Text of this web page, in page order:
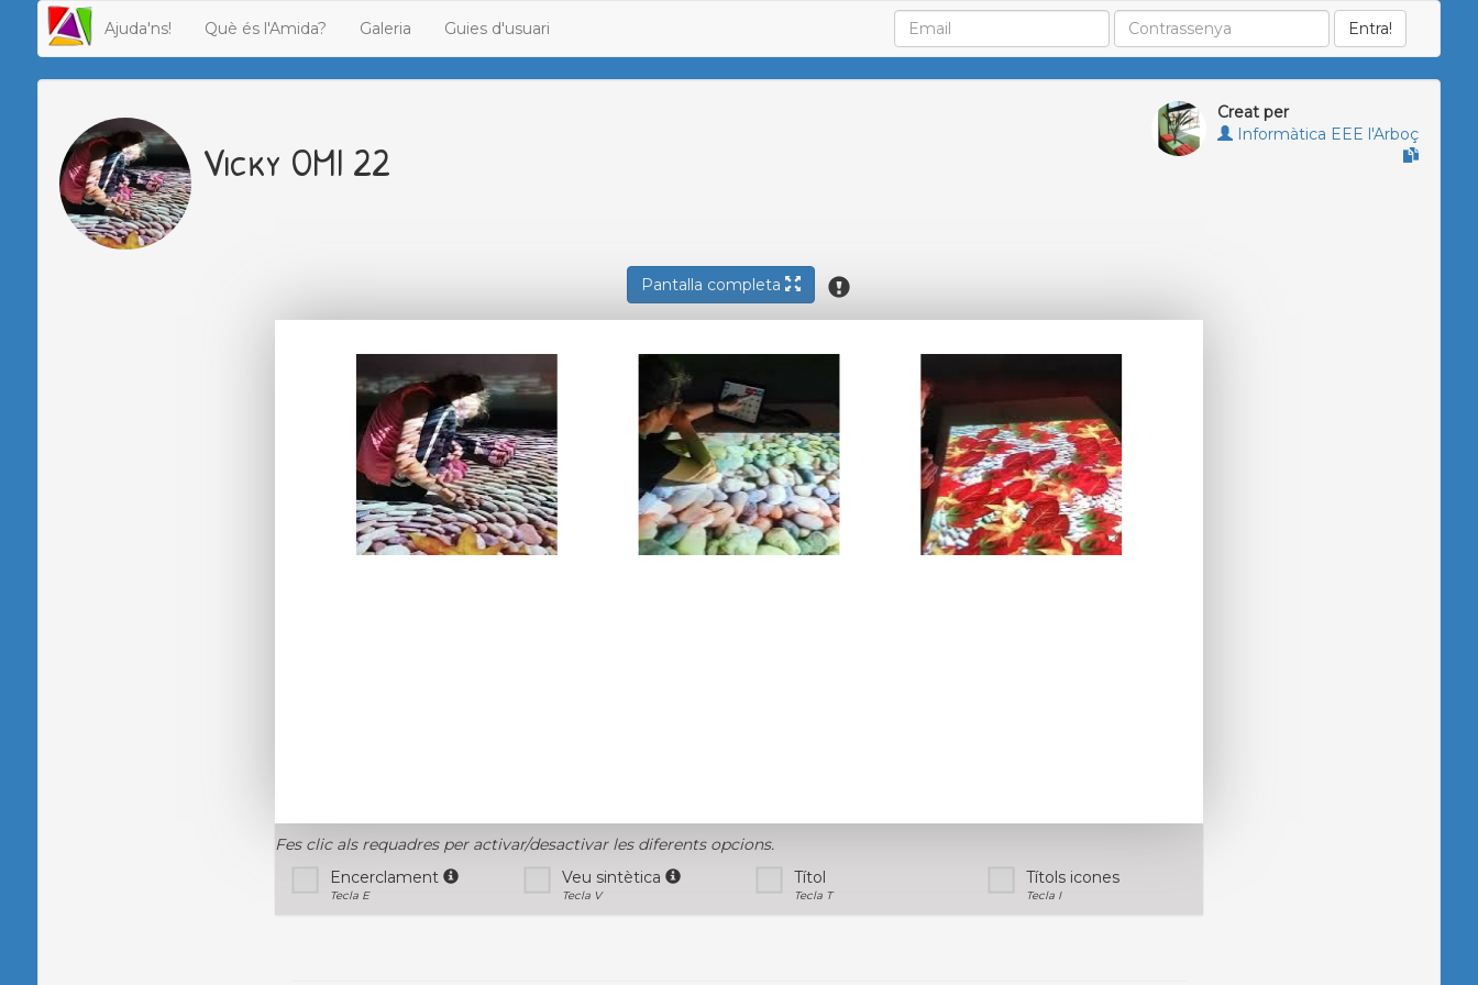
Ajuda'ns! Què és l'Amida? Galeria Guies d'usuari
Creat per
Informàtica EEE l'Arboç
Vicky OMI 22
Pantalla completa
Fes clic als requadres per activar/desactivar les diferents opcions.
Encerclament
Tecla E
Veu sintètica
Tecla V
Títol
Tecla T
Títols icones
Tecla I